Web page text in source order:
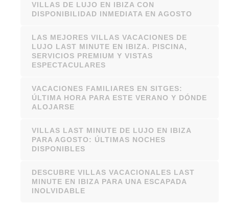
VILLAS DE LUJO EN IBIZA CON
DISPONIBILIDAD INMEDIATA EN AGOSTO
LAS MEJORES VILLAS VACACIONES DE
LUJO LAST MINUTE EN IBIZA. PISCINA,
SERVICIOS PREMIUM Y VISTAS
ESPECTACULARES
VACACIONES FAMILIARES EN SITGES:
ÚLTIMA HORA PARA ESTE VERANO Y DÓNDE
ALOJARSE
VILLAS LAST MINUTE DE LUJO EN IBIZA
PARA AGOSTO: ÚLTIMAS NOCHES
DISPONIBLES
DESCUBRE VILLAS VACACIONALES LAST
MINUTE EN IBIZA PARA UNA ESCAPADA
INOLVIDABLE